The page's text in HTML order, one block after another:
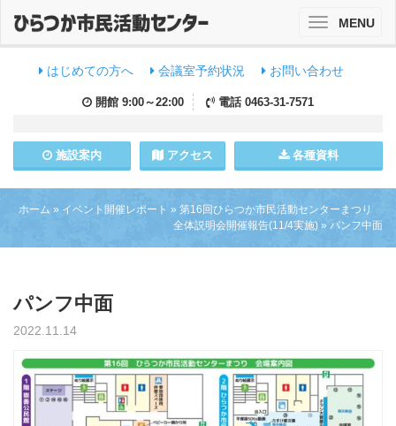
はじめての方へ 会議室予約状況 お問い合わせ
開館 9:00～22:00 電話 0463-31-7571
施設案内 アクセス 各種資料
ToggleMENU
ホーム » イベント開催レポート » 第16回ひらつか市民活動センターまつり
全体説明会開催報告(11/4実施) » パンフ中面
パンフ中面
2022.11.14